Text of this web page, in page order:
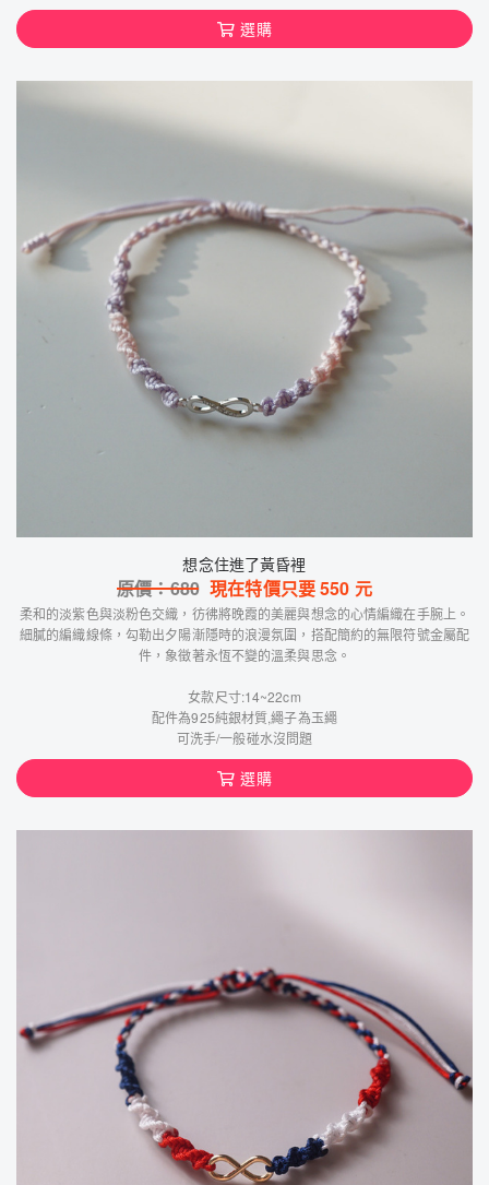
選購
想念住進了黃昏裡
原價：680 現在特價只要550 元
柔和的淡紫色與淡粉色交織，彷彿將晚霞的美麗與想念的心情編織在手腕上。
細膩的編織線條，勾勒出夕陽漸隱時的浪漫氛圍，搭配簡約的無限符號金屬配
件，象徵著永恆不變的溫柔與思念。
女款尺寸:14~22cm
配件為925純銀材質,繩子為玉繩
可洗手/一般碰水沒問題
選購